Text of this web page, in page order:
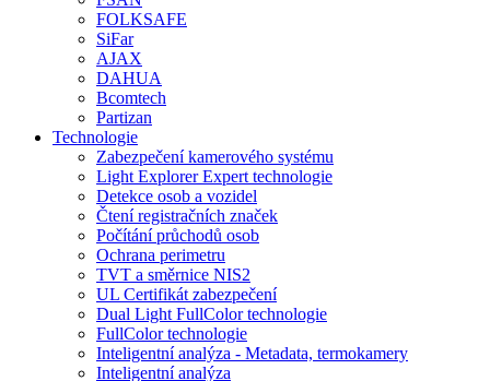
FOLKSAFE
SiFar
AJAX
DAHUA
Bcomtech
Partizan
Technologie
Zabezpečení kamerového systému
Light Explorer Expert technologie
Detekce osob a vozidel
Čtení registračních značek
Počítání průchodů osob
Ochrana perimetru
TVT a směrnice NIS2
UL Certifikát zabezpečení
Dual Light FullColor technologie
FullColor technologie
Inteligentní analýza - Metadata, termokamery
Inteligentní analýza